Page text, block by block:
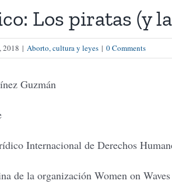
Los piratas (y
2018 | Aborto, cultura y leyes | 0 Comments
Guzmán
Internacional de Derechos
de la organización Women on